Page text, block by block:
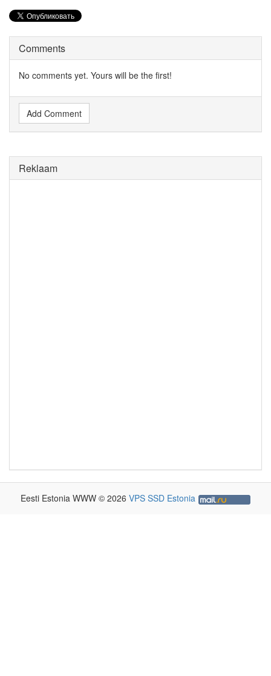
Comments
No comments yet. Yours will be the first!
Add Comment
Reklaam
Eesti Estonia WWW © 2026 VPS SSD Estonia